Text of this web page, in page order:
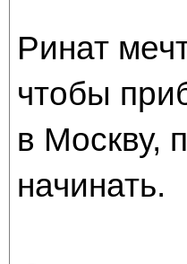
Ринат
чтобы
в Москву,
начинать.